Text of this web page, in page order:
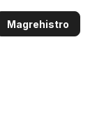
Magrehistro